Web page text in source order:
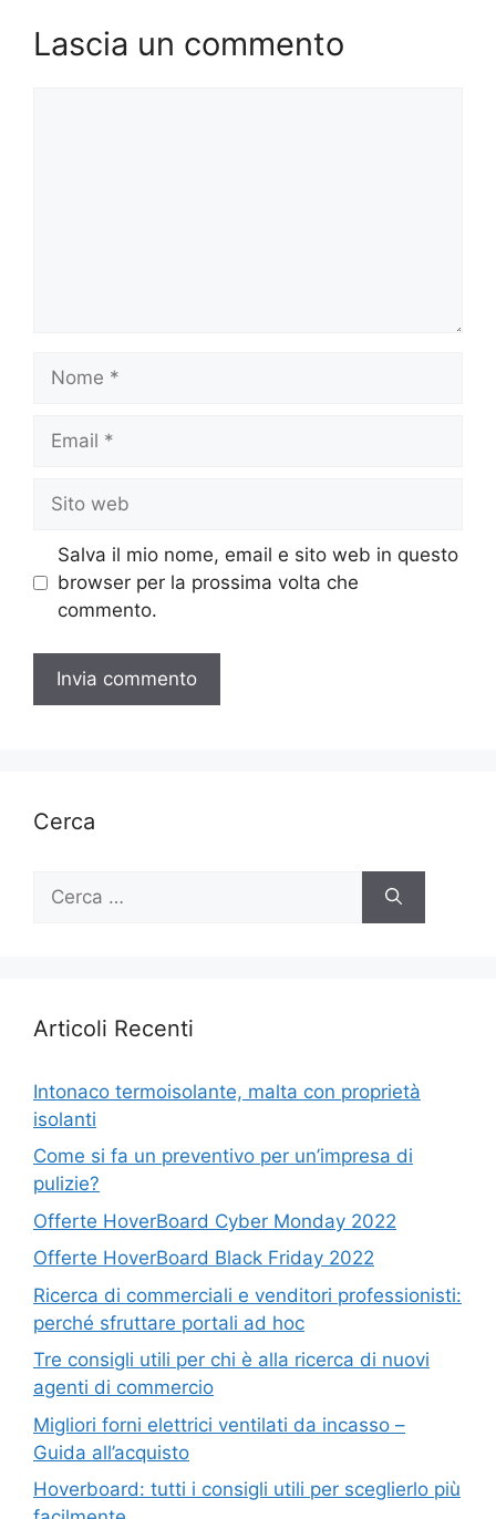
Lascia un commento
Nome
Email
Sito
web
Salva il mio nome, email e sito web in questo
browser per la prossima volta che
commento.
Cerca
per:
Articoli Recenti
Intonaco termoisolante, malta con proprietà
isolanti
Come si fa un preventivo per un’impresa di
pulizie?
Offerte HoverBoard Cyber Monday 2022
Offerte HoverBoard Black Friday 2022
Ricerca di commerciali e venditori professionisti:
perché sfruttare portali ad hoc
Tre consigli utili per chi è alla ricerca di nuovi
agenti di commercio
Migliori forni elettrici ventilati da incasso –
Guida all’acquisto
Hoverboard: tutti i consigli utili per sceglierlo più